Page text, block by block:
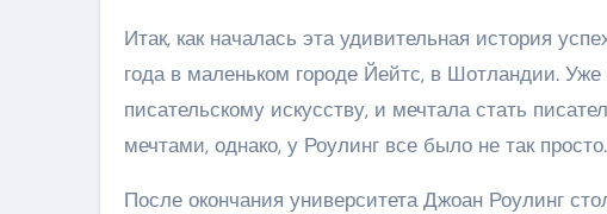
Итак, как началась эта удивительная история
года в маленьком городе Йейтс, в Шотландии.
писательскому искусству, и мечтала стать
мечтами, однако, у Роулинг все было не так просто.
После окончания университета Джоан Роулинг